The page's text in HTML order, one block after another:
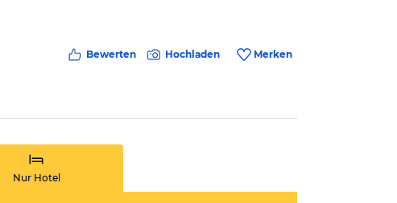
Bewerten Hochladen Merken
Nur Hotel